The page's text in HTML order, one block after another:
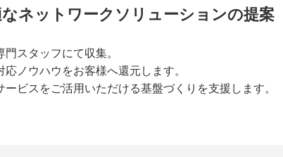
ネットワークソリューションの提案
スタッフにて収集。
ノウハウをお客様へ還元します。
ビスをご活用いただける基盤づくりを支援します。